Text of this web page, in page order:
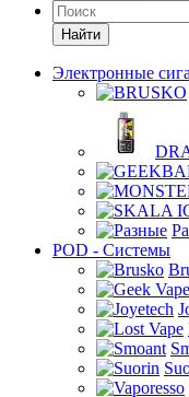
Найти
Электронные
POD - Системы